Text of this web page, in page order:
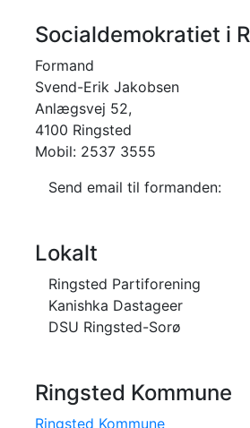
Socialdemokratiet i
Formand
Svend-Erik Jakobsen
Anlægsvej 52,
4100 Ringsted
Mobil: 2537 3555
Send email til formanden:
Lokalt
Ringsted Partiforening
Kanishka Dastageer
DSU Ringsted-Sorø
Ringsted Kommune
Ringsted Kommune